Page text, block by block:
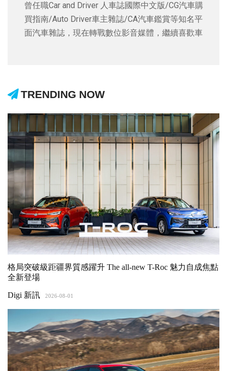
曾任職Car and Driver 人車誌國際中文版/CG汽車購
買指南/Auto Driver車主雜誌/CA汽車鑑賞等知名平
面汽車雜誌，現在轉戰數位影音媒體，繼續喜歡車
TRENDING NOW
格局突破級距疆界質感躍升 The all-new T-Roc 魅力自成焦點
全新登場
Digi 新訊 2026-08-01